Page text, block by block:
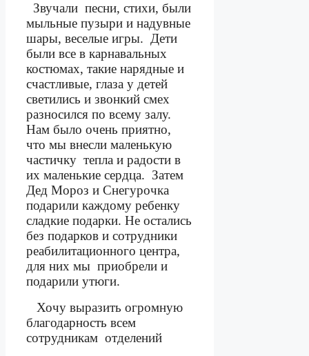
Звучали песни, стихи, были
мыльные пузыри и надувные
шары, веселые игры.
Дети
были все в карнавальных
костюмах, такие нарядные и
счастливые, глаза у детей
светились и звонкий смех
разносился по всему залу.
Нам было очень приятно,
что мы внесли маленькую
частичку тепла и радости в
их маленькие сердца. Затем
Дед Мороз и Снегурочка
подарили каждому ребенку
сладкие подарки. Не остались
без подарков и сотрудники
реабилитационного центра,
для них мы приобрели и
подарили утюги.
Хочу выразить огромную
благодарность всем
сотрудникам отделений